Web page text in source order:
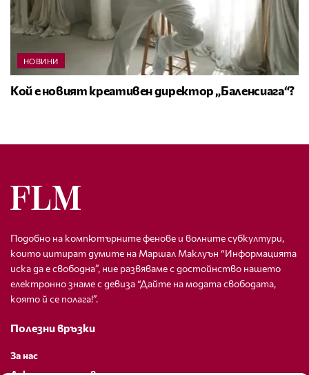
НОВИНИ
Кой е новият креативен директор „Баленсиага“?
Подобно на компютърните фенове и волните субкултури,
които цитират думите на Маршал Маклуън “Информацията
иска да е свободна”, ние развяваме с достойнство нашето
електронно знаме с девиза “Дайте на модата свободата,
която й се полага!”.
Полезни връзки
За нас